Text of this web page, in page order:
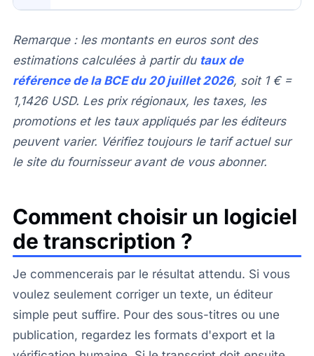
Remarque : les montants en euros sont des
estimations calculées à partir du taux de
référence de la BCE du 20 juillet 2026, soit 1 € =
1,1426 USD. Les prix régionaux, les taxes, les
promotions et les taux appliqués par les éditeurs
peuvent varier. Vérifiez toujours le tarif actuel sur
le site du fournisseur avant de vous abonner.
Comment choisir un logiciel
de transcription ?
Je commencerais par le résultat attendu. Si vous
voulez seulement corriger un texte, un éditeur
simple peut suffire. Pour des sous-titres ou une
publication, regardez les formats d'export et la